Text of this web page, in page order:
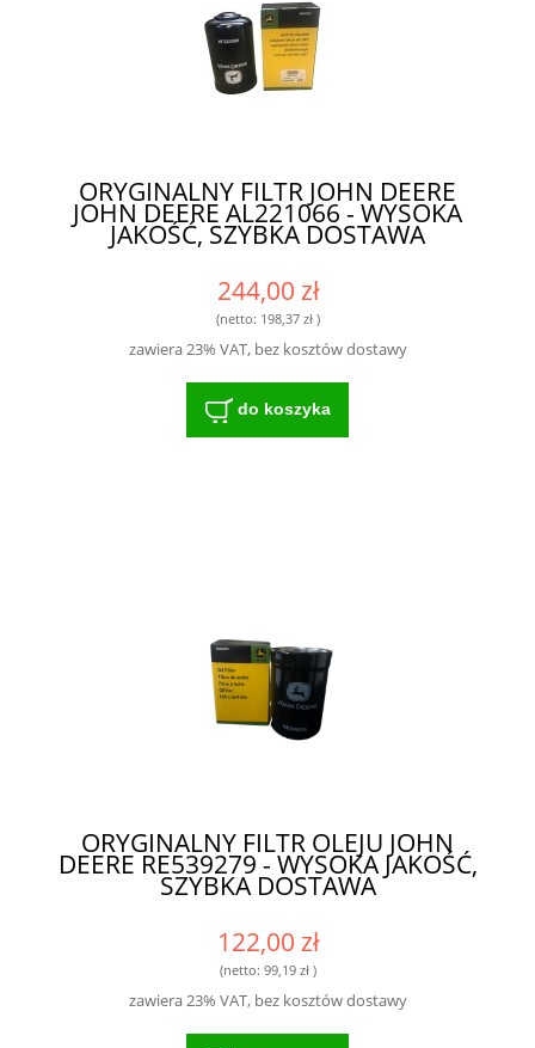
ORYGINALNY FILTR JOHN DEERE
JOHN DEERE AL221066 - WYSOKA
JAKOŚĆ, SZYBKA DOSTAWA
244,00 zł
(netto: 198,37 zł)
zawiera 23% VAT, bez kosztów dostawy
do koszyka
ORYGINALNY FILTR OLEJU JOHN
DEERE RE539279 - WYSOKA JAKOŚĆ,
SZYBKA DOSTAWA
122,00 zł
(netto: 99,19 zł)
zawiera 23% VAT, bez kosztów dostawy